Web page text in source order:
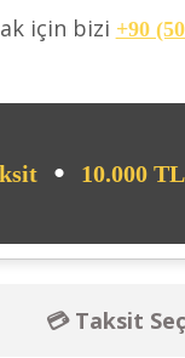
için bizi +90
• 10.000
💳 Taksit